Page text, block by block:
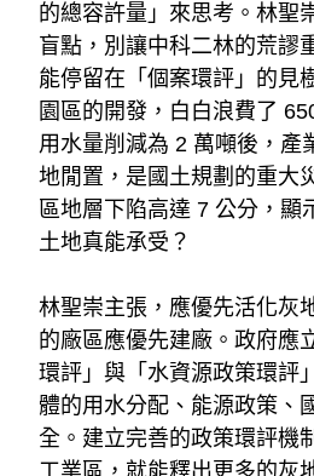
的總容許量」來思考。林聖
盲點，別讓中科二林的荒謬
能停留在「個案環評」的見
園區的開發，白白浪費了
用水量削減為 2 萬噸後，產
地閒置，是國土規劃的重大
區地層下陷高達 7 公分，顯
土地真能承受？
林聖崇主張，應優先活化灰
的廠區應優先建廠。政府應
環評」與「水資源政策環評
體的用水分配、能源政策、
全。建立完善的政策環評機
工業區，就能釋出更多的灰